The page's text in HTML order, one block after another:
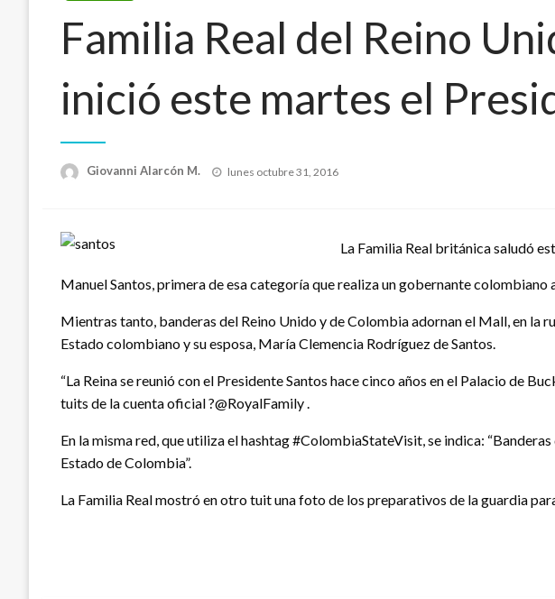
Familia Real del Reino
inició este martes el
Giovanni Alarcón M.
Publicado
lunes octubre 31, 2016
La Familia Real británica saludó
Manuel Santos, primera de esa categoría que realiza un gobernante colombiano
Mientras tanto, banderas del Reino Unido y de Colombia adornan el Mall, en la
Estado colombiano y su esposa, María Clemencia Rodríguez de Santos.
“La Reina se reunió con el Presidente Santos hace cinco años en el Palacio de
tuits de la cuenta oficial ?@RoyalFamily .
En la misma red, que utiliza el hashtag #ColombiaStateVisit, se indica:
Estado de Colombia”.
La Familia Real mostró en otro tuit una foto de los preparativos de la guardia